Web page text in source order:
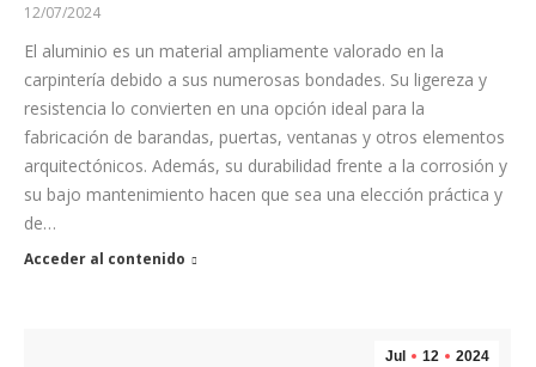
12/07/2024
El aluminio es un material ampliamente valorado en la
carpintería debido a sus numerosas bondades. Su ligereza y
resistencia lo convierten en una opción ideal para la
fabricación de barandas, puertas, ventanas y otros elementos
arquitectónicos. Además, su durabilidad frente a la corrosión y
su bajo mantenimiento hacen que sea una elección práctica y
de…
Acceder al contenido
Jul 12 2024